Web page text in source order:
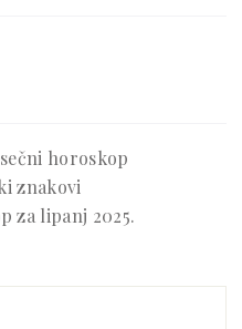
horoskop
znakovi
za lipanj 2025.